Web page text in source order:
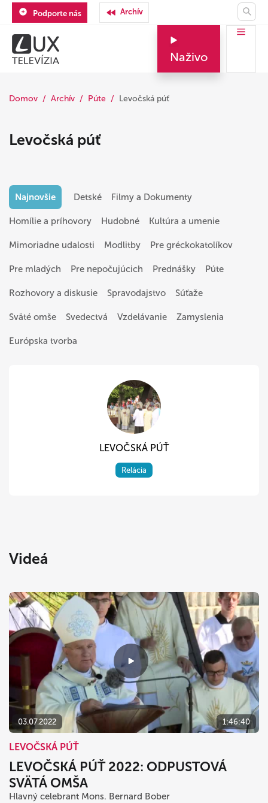
Podporte nás Archív
Naživo
Domov Archív Púte Levočská púť
Levočská púť
Najnovšie Detské Filmy a Dokumenty
Homílie a príhovory Hudobné Kultúra a umenie
Mimoriadne udalosti Modlitby Pre gréckokatolíkov
Pre mladých Pre nepočujúcich Prednášky Púte
Rozhovory a diskusie Spravodajstvo Súťaže
Sväté omše Svedectvá Vzdelávanie Zamyslenia
Európska tvorba
LEVOČSKÁ PÚŤ
Relácia
Videá
03.07.2022 1:46:40
LEVOČSKÁ PÚŤ
LEVOČSKÁ PÚŤ 2022: ODPUSTOVÁ
SVÄTÁ OMŠA
Hlavný celebrant Mons. Bernard Bober